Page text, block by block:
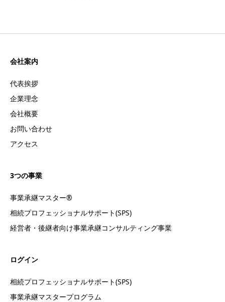
会社案内
代表挨拶
企業理念
会社概要
お問い合わせ
アクセス
3つの事業
事業承継マスター®
相続プロフェッショナルサポート(SPS)
経営者・後継者向け事業承継コンサルティング事業
ログイン
相続プロフェッショナルサポート(SPS)
事業承継マスタープログラム